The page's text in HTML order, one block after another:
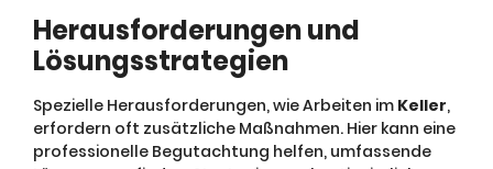
Herausforderungen und
Lösungsstrategien
Spezielle Herausforderungen, wie Arbeiten im Keller,
erfordern oft zusätzliche Maßnahmen. Hier kann eine
professionelle Begutachtung helfen, umfassende